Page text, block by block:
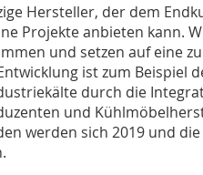
Hersteller, der dem
Projekte anbieten kann.
und setzen auf eine
ist zum Beispiel
durch die
und
werden sich 2019 und